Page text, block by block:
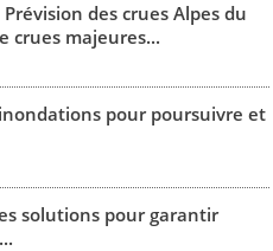
des crues Alpes du
crues majeures...
pour poursuivre et
solutions pour garantir